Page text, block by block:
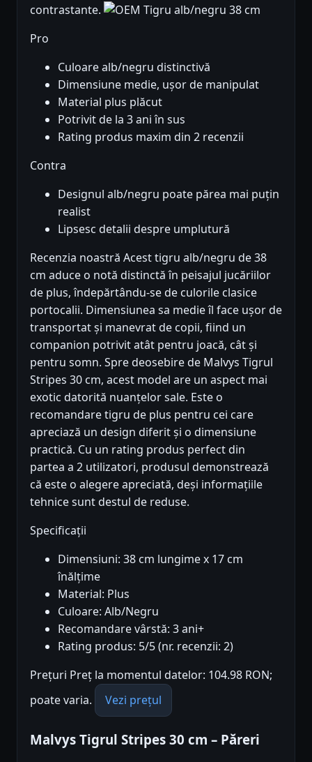
contrastante.
Pro
Culoare alb/negru distinctivă
Dimensiune medie, ușor de manipulat
Material plus plăcut
Potrivit de la 3 ani în sus
Rating produs maxim din 2 recenzii
Contra
Designul alb/negru poate părea mai puțin
realist
Lipsesc detalii despre umplutură
Recenzia noastră Acest tigru alb/negru de 38
cm aduce o notă distinctă în peisajul jucăriilor
de plus, îndepărtându-se de culorile clasice
portocalii. Dimensiunea sa medie îl face ușor de
transportat și manevrat de copii, fiind un
companion potrivit atât pentru joacă, cât și
pentru somn. Spre deosebire de Malvys Tigrul
Stripes 30 cm, acest model are un aspect mai
exotic datorită nuanțelor sale. Este o
recomandare tigru de plus pentru cei care
apreciază un design diferit și o dimensiune
practică. Cu un rating produs perfect din
partea a 2 utilizatori, produsul demonstrează
că este o alegere apreciată, deși informațiile
tehnice sunt destul de reduse.
Specificații
Dimensiuni: 38 cm lungime x 17 cm
înălțime
Material: Plus
Culoare: Alb/Negru
Recomandare vârstă: 3 ani+
Rating produs: 5/5 (nr. recenzii: 2)
Prețuri Preț la momentul datelor: 104.98 RON;
poate varia.
Vezi prețul
Malvys Tigrul Stripes 30 cm – Păreri